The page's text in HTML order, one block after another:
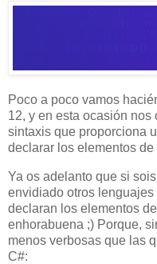
Poco a poco vamos
12, y en esta ocasión nos
sintaxis que proporciona
declarar los elementos
Ya os adelanto que si
envidiado otros
declaran los elementos
enhorabuena ;) Porque,
menos verbosas que las
C#: